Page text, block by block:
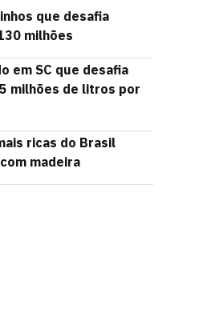
que desafia
milhões
em SC que desafia
milhões de litros por
ricas do Brasil
madeira